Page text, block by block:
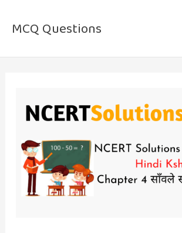
MCQ Questions